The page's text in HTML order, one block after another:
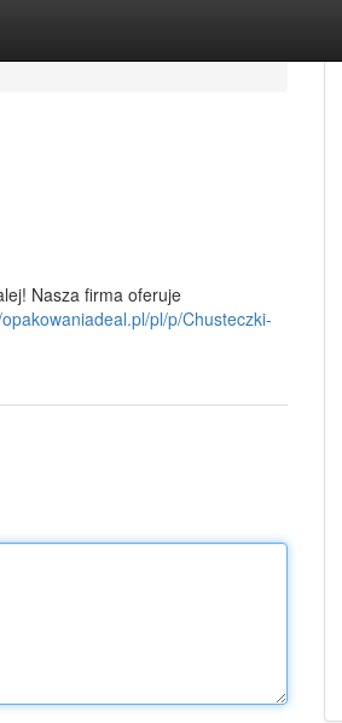
Nasza firma oferuje
pl/p/Chusteczki-